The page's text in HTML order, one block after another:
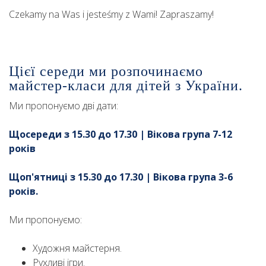
Czekamy na Was i jesteśmy z Wami! Zapraszamy!
Цієї середи ми розпочинаємо
майстер-класи для дітей з України.
Ми пропонуємо дві дати:
Щосереди з 15.30 до 17.30 | Вікова група 7-12
років
Щоп'ятниці з 15.30 до 17.30 | Вікова група 3-6
років.
Ми пропонуємо:
Художня майстерня.
Рухливі ігри.